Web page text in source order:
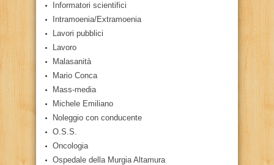
Informatori scientifici
Intramoenia/Extramoenia
Lavori pubblici
Lavoro
Malasanità
Mario Conca
Mass-media
Michele Emiliano
Noleggio con conducente
O.S.S.
Oncologia
Ospedale della Murgia Altamura